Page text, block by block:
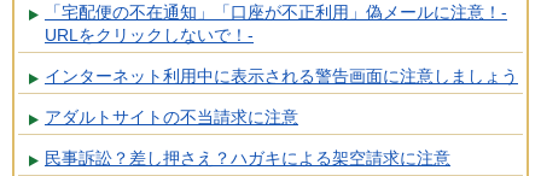
「宅配便の不在通知」「口座が不正利用」偽メールに注意！-
URLをクリックしないで！-
インターネット利用中に表示される警告画面に注意しましょう
アダルトサイトの不当請求に注意
民事訴訟？差し押さえ？ハガキによる架空請求に注意